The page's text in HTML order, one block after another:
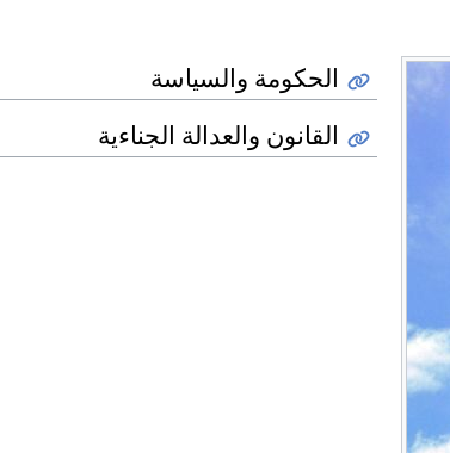
الحكومة والسياسة
القانون والعدالة الجناءية